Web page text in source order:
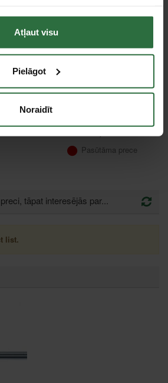
Atļaut visu
Pielāgot
Noraidīt
611,05 €
Pasūtāma prece
tāpat interesējās par...
list.